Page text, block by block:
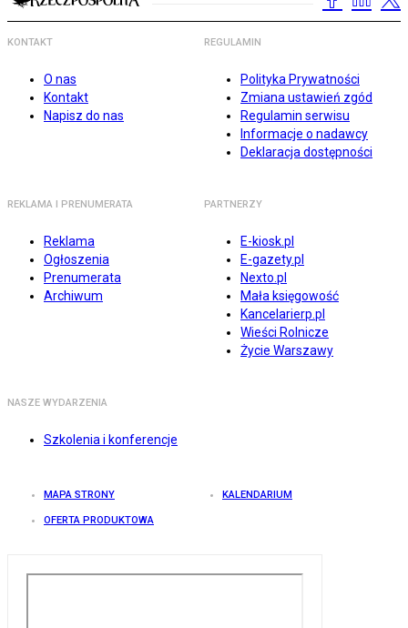
KONTAKT
O nas
Kontakt
Napisz do nas
REGULAMIN
Polityka Prywatności
Zmiana ustawień zgód
Regulamin serwisu
Informacje o nadawcy
Deklaracja dostępności
REKLAMA I PRENUMERATA
Reklama
Ogłoszenia
Prenumerata
Archiwum
PARTNERZY
E-kiosk.pl
E-gazety.pl
Nexto.pl
Mała księgowość
Kancelarierp.pl
Wieści Rolnicze
Życie Warszawy
NASZE WYDARZENIA
Szkolenia i konferencje
MAPA STRONY KALENDARIUM
OFERTA PRODUKTOWA